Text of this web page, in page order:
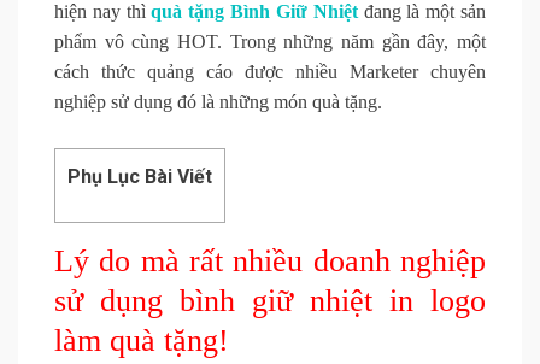
hiện nay thìquà tặng Bình Giữ Nhiệtđang là một sản
phẩm vô cùng HOT. Trong những năm gần đây, một
cách thức quảng cáo được nhiều Marketer chuyên
nghiệp sử dụng đó là những món quà tặng.
Phụ Lục Bài Viết
Lý do mà rất nhiều doanh nghiệp
sử dụng bình giữ nhiệt in logo
làm quà tặng!